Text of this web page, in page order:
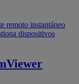
remoto instantáneo
dispositivos